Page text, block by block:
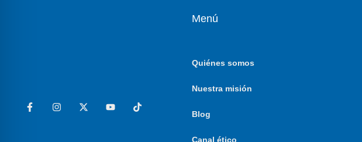
Menú
Quiénes somos
Nuestra misión
Blog
Canal ético